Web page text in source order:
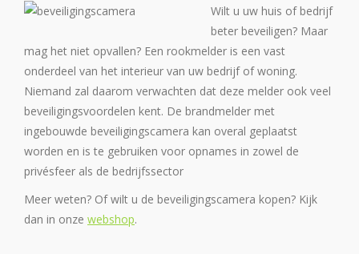
Wilt u uw huis of bedrijf
beter beveiligen? Maar
mag het niet opvallen? Een rookmelder is een vast
onderdeel van het interieur van uw bedrijf of woning.
Niemand zal daarom verwachten dat deze melder ook veel
beveiligingsvoordelen kent. De brandmelder met
ingebouwde beveiligingscamera kan overal geplaatst
worden en is te gebruiken voor opnames in zowel de
privésfeer als de bedrijfssector
Meer weten? Of wilt u de beveiligingscamera kopen? Kijk
dan in onze webshop.